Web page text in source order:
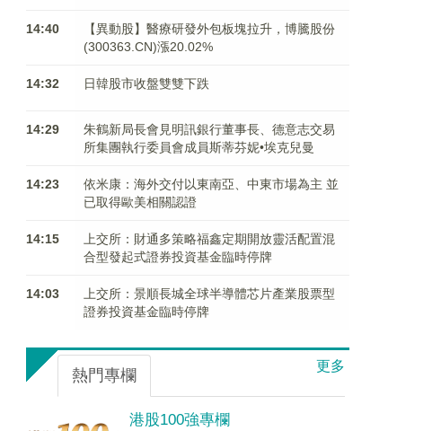
14:40
【異動股】醫療研發外包板塊拉升，博騰股份
(300363.CN)漲20.02%
14:32 日韓股市收盤雙雙下跌
14:29
朱鶴新局長會見明訊銀行董事長、德意志交易
所集團執行委員會成員斯蒂芬妮•埃克兒曼
14:23
依米康：海外交付以東南亞、中東市場為主 並
已取得歐美相關認證
14:15
上交所：財通多策略福鑫定期開放靈活配置混
合型發起式證券投資基金臨時停牌
14:03
上交所：景順長城全球半導體芯片產業股票型
證券投資基金臨時停牌
更多
熱門專欄
港股100強專欄